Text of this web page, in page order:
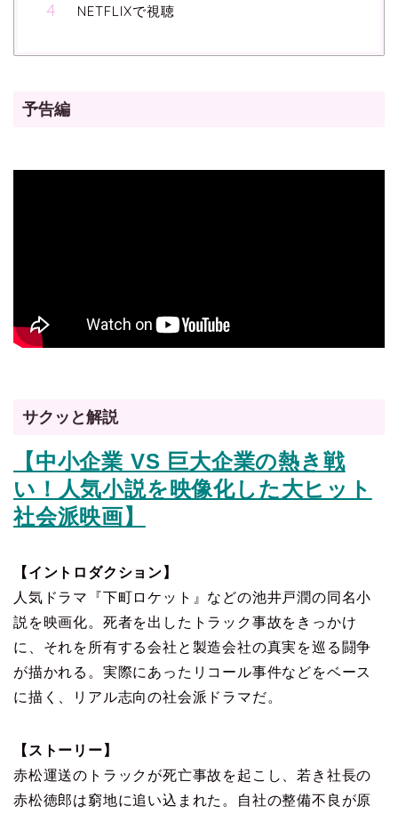
NETFLIXで視聴
予告編
サクッと解説
【中小企業 VS 巨大企業の熱き戦
い！人気小説を映像化した大ヒット
社会派映画】
【イントロダクション】
人気ドラマ『下町ロケット』などの池井戸潤の同名小
説を映画化。死者を出したトラック事故をきっかけ
に、それを所有する会社と製造会社の真実を巡る闘争
が描かれる。実際にあったリコール事件などをベース
に描く、リアル志向の社会派ドラマだ。
【ストーリー】
赤松運送のトラックが死亡事故を起こし、若き社長の
赤松徳郎は窮地に追い込まれた。自社の整備不良が原